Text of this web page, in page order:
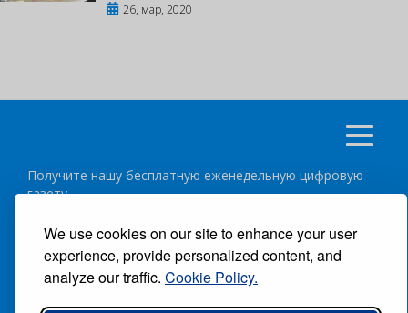
We use cookies on our site to enhance your user
experience, provide personalized content, and
analyze our traffic. Cookie Policy.
26, мар, 2020
Получите нашу бесплатную еженедельную цифровую
газету
подписаться
отписка
Следуйте за нами: